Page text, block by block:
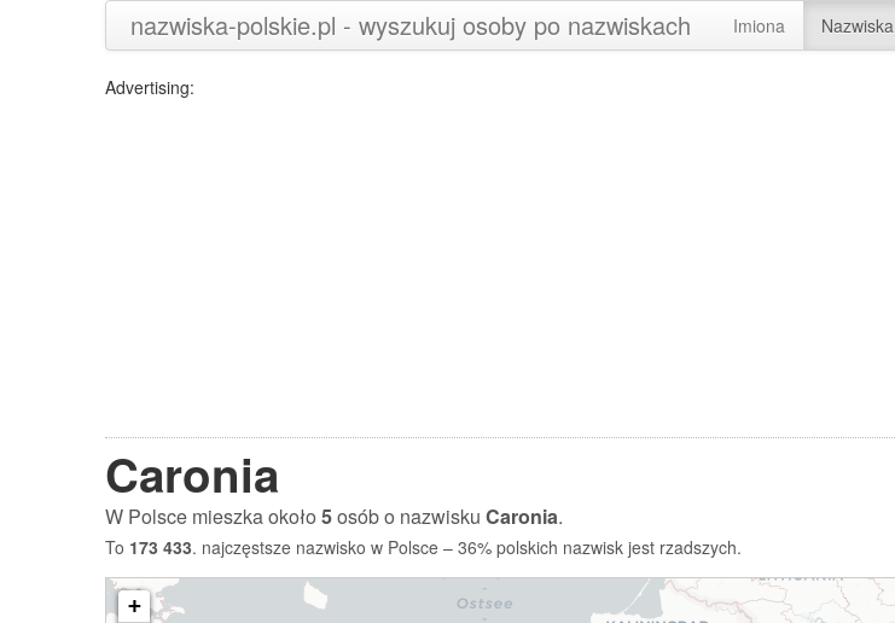
nazwiska-polskie.pl - wyszukuj osoby po nazwiskach Imiona Nazwiska
Advertising:
Caronia
W Polsce mieszka około5osób o nazwisku Caronia.
To 173 433. najczęstsze nazwisko w Polsce – 36% polskich nazwisk jest rzadszych.
+